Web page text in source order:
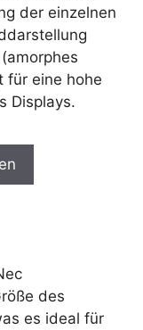
der einzelnen
für eine hohe
Displays.
des
es ideal für